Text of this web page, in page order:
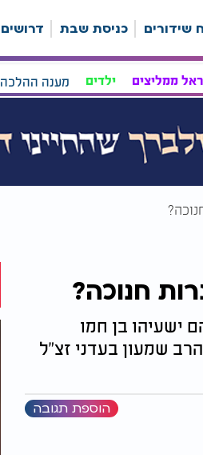
שידורים כניסת שבת דרושים
ממליצים ילדים מענה ההלכה
חנוכה?
בן חמו
שמעון בעדני זצ"ל
הוספת תגובה